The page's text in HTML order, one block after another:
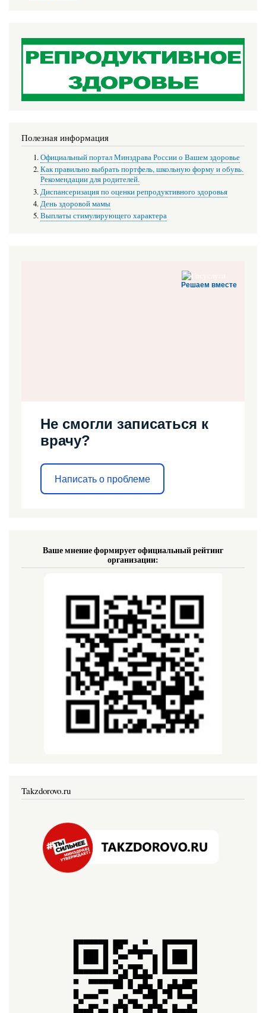
Полезная информация
Официальный портал Минздрава России о Вашем здоровье
Как правильно выбрать портфель, школьную форму и обувь.
Рекомендации для родителей.
Диспансеризация по оценки репродуктивного здоровья
День здоровой мамы
Выплаты стимулирующего характера
Решаем вместе
Не смогли записаться к
врачу?
Написать о проблеме
Ваше мнение формирует официальный рейтинг
организации:
Takzdorovo.ru